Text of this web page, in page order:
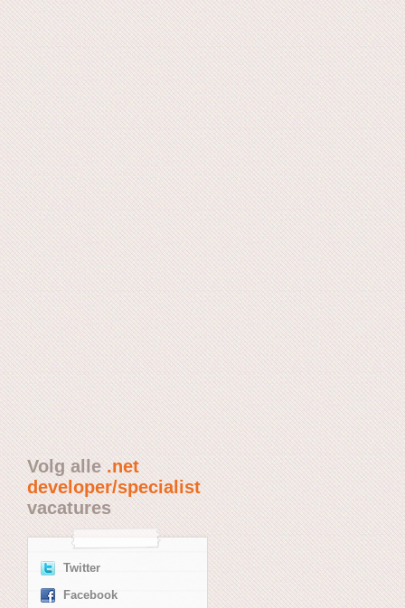
Volg alle.net
developer/specialist
vacatures
Twitter
Facebook